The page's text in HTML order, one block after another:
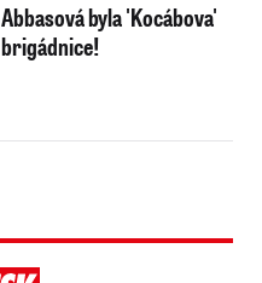
Abbasová byla 'Kocábova'
brigádnice!